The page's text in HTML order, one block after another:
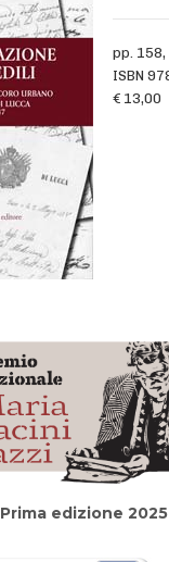
pp.
ISBN
€ 13,00
Prima edizione 2025